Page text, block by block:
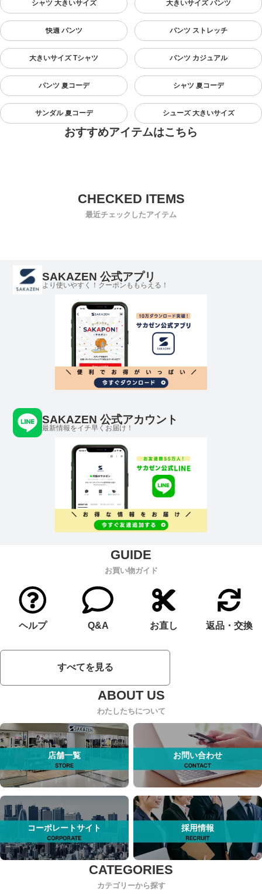
シャツ 大きいサイズ 大きいサイズ パンツ
快適 パンツ パンツ ストレッチ
大きいサイズ Tシャツ パンツ カジュアル
パンツ 夏コーデ シャツ 夏コーデ
サンダル 夏コーデ シューズ 大きいサイズ
おすすめアイテムはこちら
最近チェックしたアイテム
SAKAZEN 公式アプリ
より使いやすく！クーポンももらえる！
SAKAZEN 公式アカウント
最新情報をイチ早くお届け！
お買い物ガイド
ヘルプ Q&A お直し 返品・交換
すべてを見る
わたしたちについて
店舗一覧 お問い合わせ
コーポレートサイト 採用情報
カテゴリーから探す